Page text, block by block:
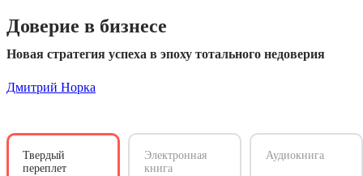
Доверие в бизнесе
Новая стратегия успеха в эпоху тотального недоверия
Дмитрий Норка
Твердый
переплет
Электронная
книга
Аудиокнига